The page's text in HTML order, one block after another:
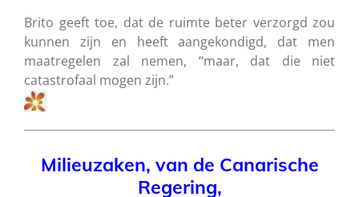
Brito geeft toe, dat de ruimte beter verzorgd zou
kunnen zijn en heeft aangekondigd, dat men
maatregelen zal nemen, “maar, dat die niet
catastrofaal mogen zijn.”
Milieuzaken, van de Canarische
Regering,